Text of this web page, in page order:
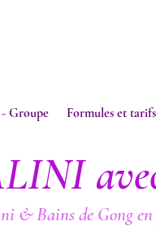
Groupe Formules et tarifs
& Bains de Gong